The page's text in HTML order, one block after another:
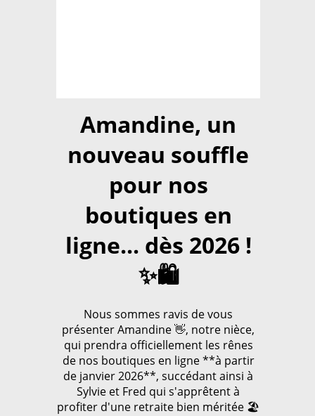
Amandine, un
nouveau souffle
pour nos
boutiques en
ligne... dès 2026 !
✨🛍️
Nous sommes ravis de vous
présenter Amandine 👋, notre nièce,
qui prendra officiellement les rênes
de nos boutiques en ligne **à partir
de janvier 2026**, succédant ainsi à
Sylvie et Fred qui s'apprêtent à
profiter d'une retraite bien méritée 🏖️